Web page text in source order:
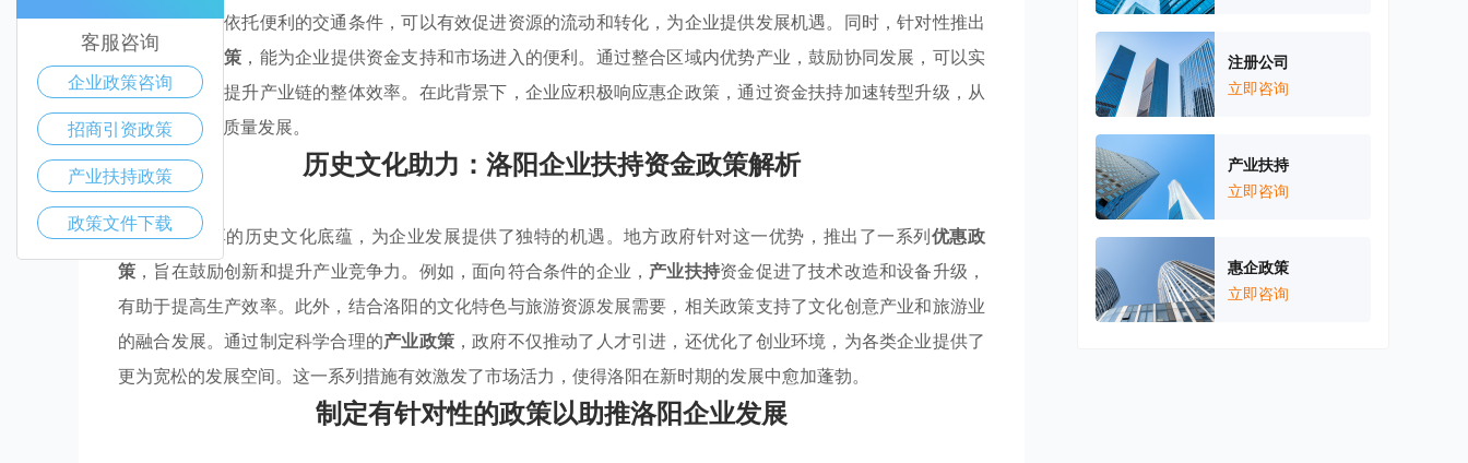
速产业集聚。依托便利的交通条件，可以有效促进资源的流动和转化，为企业提供发展机遇。同时，针对性推出
的产业扶持政策 ，能为企业提供资金支持和市场进入的便利。通过整合区域内优势产业，鼓励协同发展，可以实
现资源共享，提升产业链的整体效率。在此背景下，企业应积极响应惠企政策，通过资金扶持加速转型升级，从
而推动经济高质量发展。
历史文化助力：洛阳企业扶持资金政策解析
洛阳以其深厚的历史文化底蕴，为企业发展提供了独特的机遇。地方政府针对这一优势，推出了一系列优惠政
策 ，旨在鼓励创新和提升产业竞争力。例如，面向符合条件的企业， 产业扶持资金促进了技术改造和设备升级，
有助于提高生产效率。此外，结合洛阳的文化特色与旅游资源发展需要，相关政策支持了文化创意产业和旅游业
的融合发展。通过制定科学合理的产业政策，政府不仅推动了人才引进，还优化了创业环境，为各类企业提供了
更为宽松的发展空间。这一系列措施有效激发了市场活力，使得洛阳在新时期的发展中愈加蓬勃。
制定有针对性的政策以助推洛阳企业发展
注册公司
立即咨询
产业扶持
立即咨询
惠企政策
立即咨询
客服咨询
企业政策咨询
招商引资政策
产业扶持政策
政策文件下载